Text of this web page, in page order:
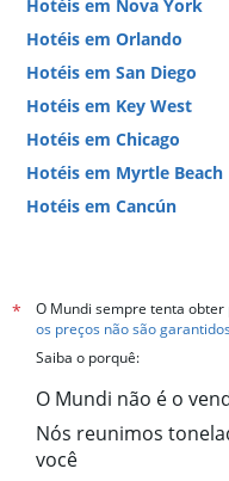
Hotéis em Nova York
Hotéis em Orlando
Hotéis em San Diego
Hotéis em Key West
Hotéis em Chicago
Hotéis em Myrtle Beach
Hotéis em Cancún
*
O Mundi sempre tenta
os preços não são garantidos
Saiba o porquê:
O Mundi não é o
Nós reunimos
você